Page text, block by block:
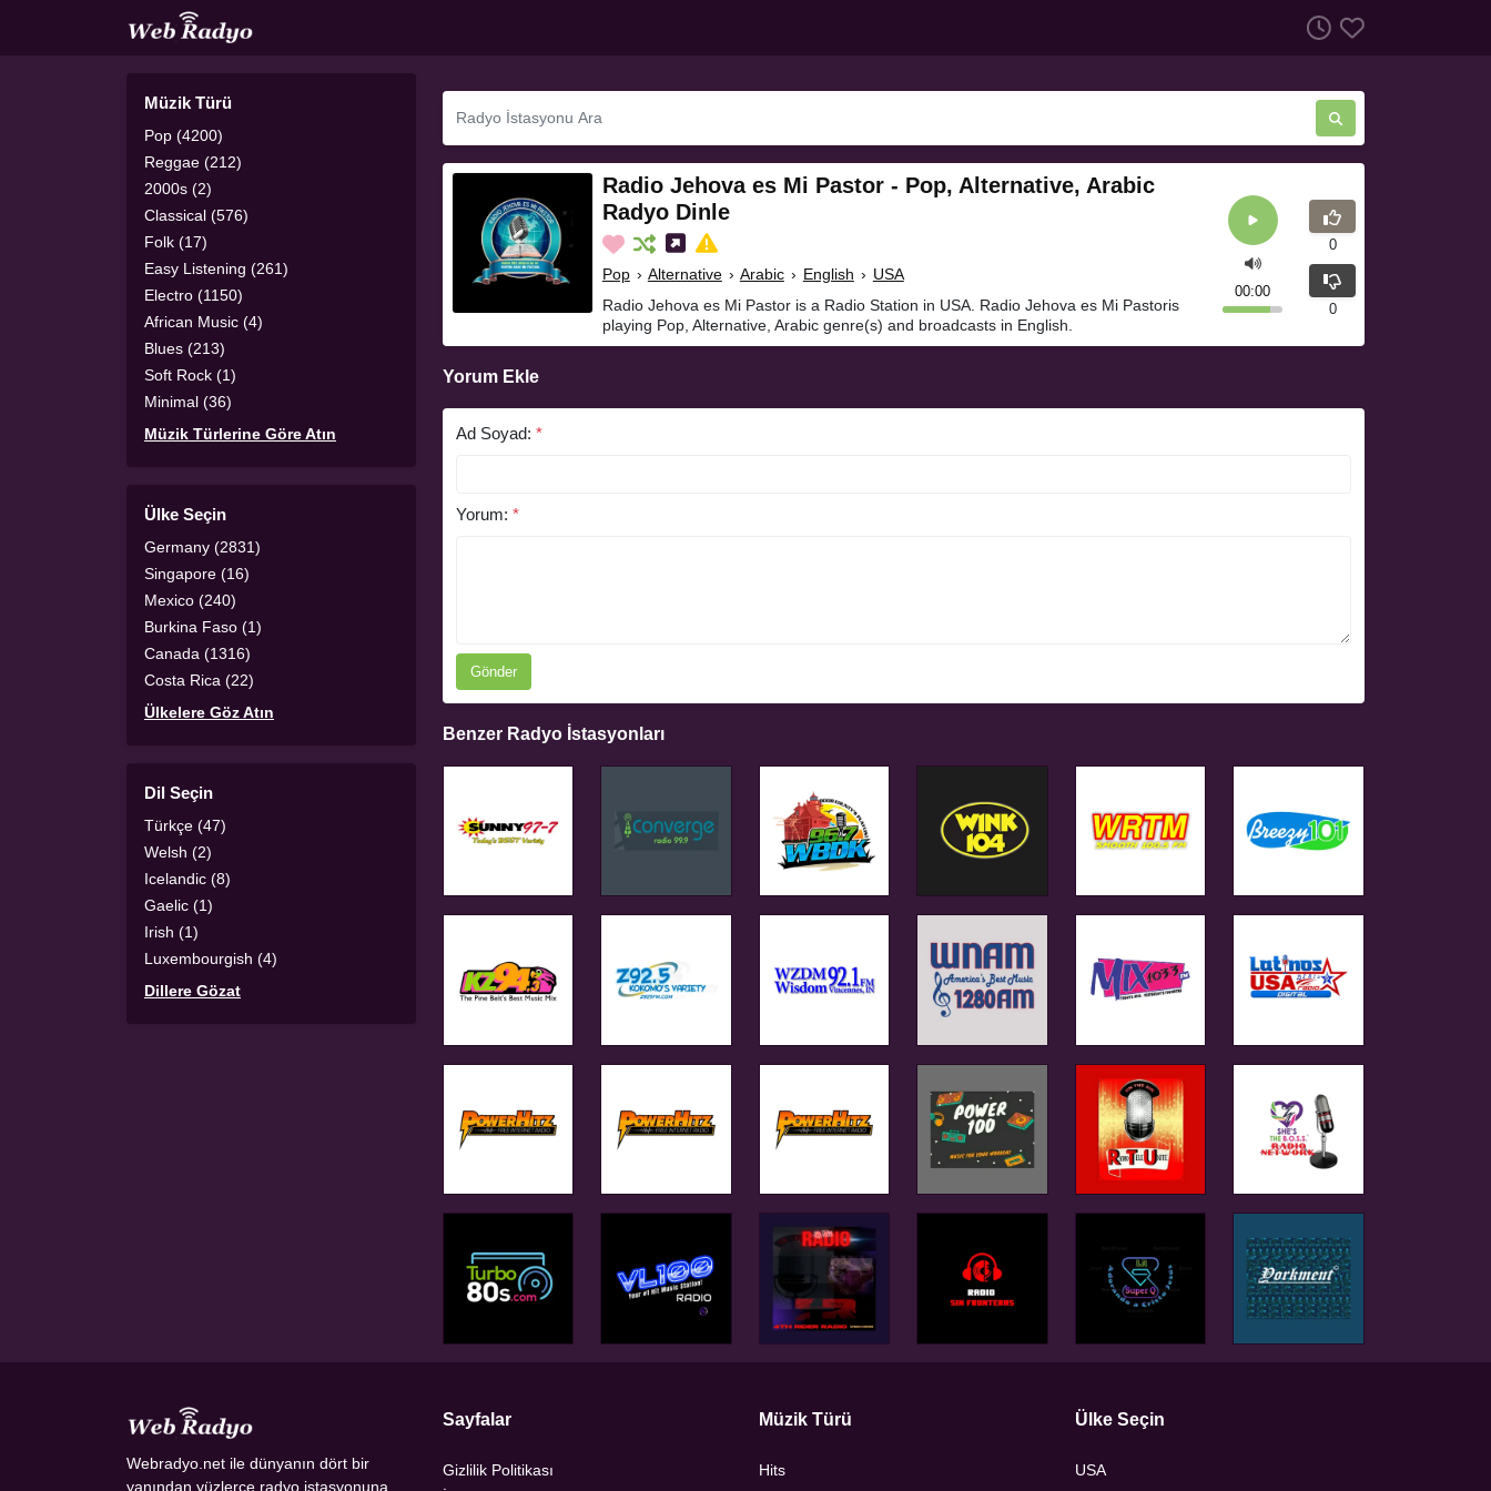
Müzik Türü
Pop (4200)
Reggae (212)
2000s (2)
Classical (576)
Folk (17)
Easy Listening (261)
Electro (1150)
African Music (4)
Blues (213)
Soft Rock (1)
Minimal (36)
Müzik Türlerine Göre Atın
Ülke Seçin
Germany (2831)
Singapore (16)
Mexico (240)
Burkina Faso (1)
Canada (1316)
Costa Rica (22)
Ülkelere Göz Atın
Dil Seçin
Türkçe (47)
Welsh (2)
Icelandic (8)
Gaelic (1)
Irish (1)
Luxembourgish (4)
Dillere Gözat
Radio Jehova es Mi Pastor - Pop, Alternative, Arabic
Radyo Dinle
Pop › Alternative › Arabic › English › USA
Radio Jehova es Mi Pastor is a Radio Station in USA. Radio Jehova es Mi Pastoris
playing Pop, Alternative, Arabic genre(s) and broadcasts in English.
00:00
0
0
Yorum Ekle
Ad Soyad: *
Yorum: *
Gönder
Benzer Radyo İstasyonları
Webradyo.net ile dünyanın dört bir
yanından yüzlerce radyo istasyonuna
Sayfalar
Gizlilik Politikası
Müzik Türü
Hits
Ülke Seçin
USA